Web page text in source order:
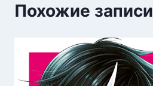
Похожие записи